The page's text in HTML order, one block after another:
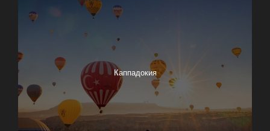
Каппадокия